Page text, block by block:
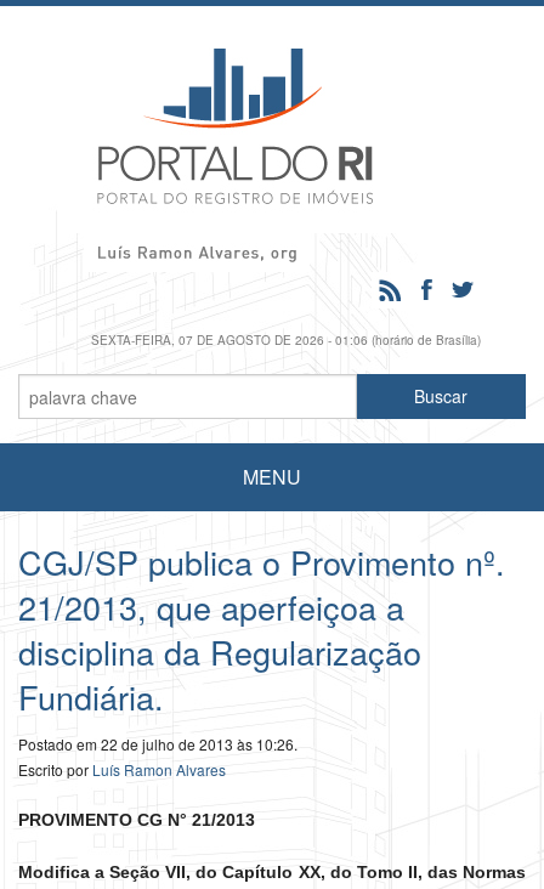
SEXTA-FEIRA, 07 DE AGOSTO DE 2026 - 01:06 (horário de Brasília)
MENU
CGJ/SP publica o Provimento nº.
21/2013, que aperfeiçoa a
disciplina da Regularização
Fundiária.
Postado em 22 de julho de 2013 às 10:26.
Escrito por Luís Ramon Alvares
PROVIMENTO CG N° 21/2013
Modifica a Seção VII, do Capítulo XX, do Tomo II, das Normas